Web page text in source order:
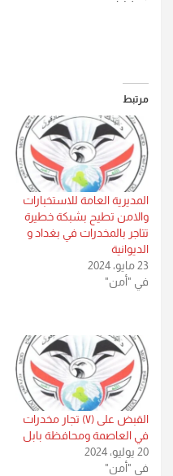
مرتبط
المديرية العامة للاستخبارات
والامن تطيح بشبكة خطيرة
تتاجر بالمخدرات في بغداد و
الديوانية
23 مايو، 2024
في "أمن"
القبض على (٧) تجار مخدرات
في العاصمة ومحافظة بابل
20 يوليو، 2024
في "أمن"